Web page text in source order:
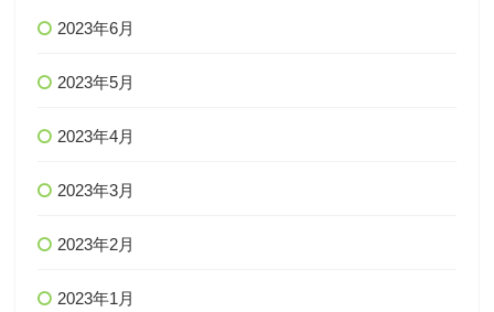
2023年6月
2023年5月
2023年4月
2023年3月
2023年2月
2023年1月